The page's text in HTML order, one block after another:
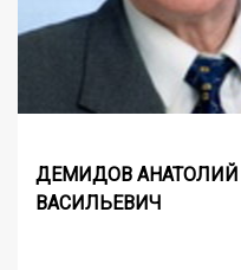
ДЕМИДОВ АНАТОЛИЙ
ВАСИЛЬЕВИЧ